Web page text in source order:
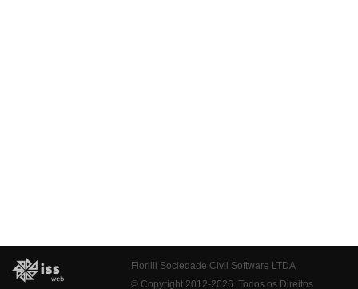
Fiorilli Sociedade Civil Software LTDA
© Copyright 2012-2026. Todos os Direitos